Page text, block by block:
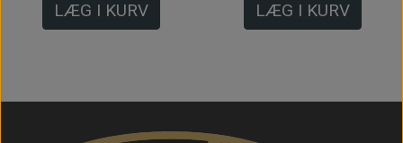
LÆG I KURV LÆG I KURV